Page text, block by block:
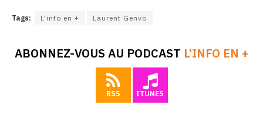
Tags: L'info en + Laurent Genvo
ABONNEZ-VOUS AU PODCAST L'INFO EN +
RSS ITUNES